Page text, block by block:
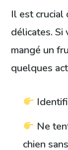
Il est crucial
délicates. Si
mangé un
quelques
Ne
chien